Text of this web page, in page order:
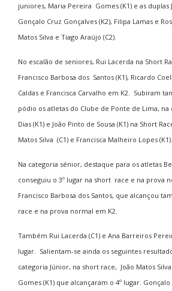
juniores, Maria Pereira Gomes (K1) e as duplas
Gonçalo Cruz Gonçalves (K2), Filipa Lamas e
Matos Silva e Tiago Araújo (C2).
No escalão de seniores, Rui Lacerda na Short
Francisco Barbosa dos Santos (K1), Ricardo
Caldas e Francisca Carvalho em K2. Subiram
pódio os atletas do Clube de Ponte de Lima, na
Dias (K1) e João Pinto de Sousa (K1) na Short
Matos Silva (C1) e Francisca Malheiro Lopes (K1).
Na categoria sénior, destaque para os atletas
conseguiu o 3º lugar na short race e na prova
Francisco Barbosa dos Santos, que alcançou
race e na prova normal em K2.
Também Rui Lacerda (C1) e Ana Barreiros
lugar. Salientam-se ainda os seguintes
categoria Júnior, na short race, João Matos
Gomes (K1) que alcançaram o 4º lugar.